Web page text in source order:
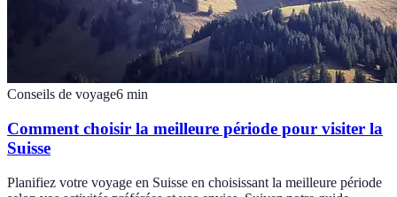
Conseils de voyage6 min
Comment choisir la meilleure période pour visiter la
Suisse
Planifiez votre voyage en Suisse en choisissant la meilleure période